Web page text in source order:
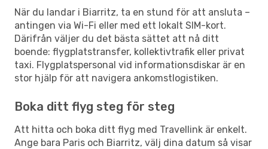
När du landar i Biarritz, ta en stund för att ansluta –
antingen via Wi-Fi eller med ett lokalt SIM-kort.
Därifrån väljer du det bästa sättet att nå ditt
boende: flygplatstransfer, kollektivtrafik eller privat
taxi. Flygplatspersonal vid informationsdiskar är en
stor hjälp för att navigera ankomstlogistiken.
Boka ditt flyg steg för steg
Att hitta och boka ditt flyg med Travellink är enkelt.
Ange bara Paris och Biarritz, välj dina datum så visar